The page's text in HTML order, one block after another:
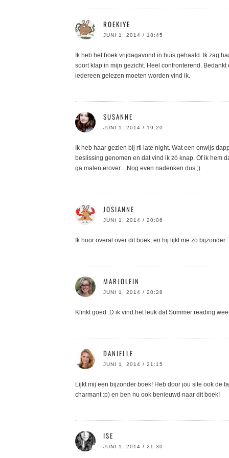
ROEKIYE
JUNI 1, 2014 / 18:45
Ik heb het boek vrijdagavond in huis gehaald. Ik zag
soort klap in mijn gezicht. Heel confronterend.
iedereen gelezen moeten worden vind ik.
SUSANNE
JUNI 1, 2014 / 19:20
Ik heb haar gezien bij rtl late night. Wat een onwijs
beslissing genomen en dat vind ik zó knap. Of ik hem
ga malen erover…Nog even nadenken dus ;)
JOSIANNE
JUNI 1, 2014 / 20:06
Ik hoor overal over dit boek, en hij lijkt me zo
MARJOLEIN
JUNI 1, 2014 / 20:28
Klinkt goed :D ik vind het leuk dat Summer reading
DANIELLE
JUNI 1, 2014 / 21:15
Lijkt mij een bijzonder boek! Heb door jou site ook de
charmant :p) en ben nu ook benieuwd naar dit boek!
ISE
JUNI 1, 2014 / 21:30